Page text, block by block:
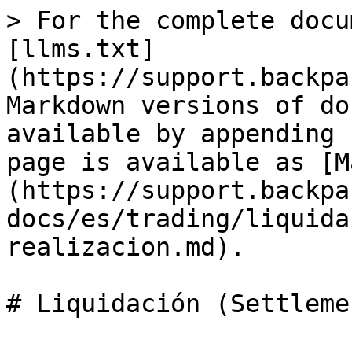
> For the complete
[llms.txt]
(https://
Markdown versions of
available by
page is available as
(https://
docs/es/trading/
realizacion.md).
# Liquidación